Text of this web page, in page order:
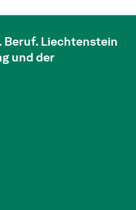
Beruf. Liechtenstein
und der